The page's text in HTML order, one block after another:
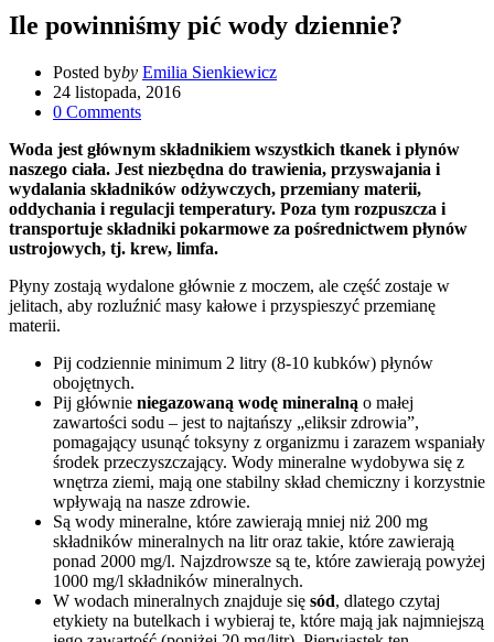
Ile powinniśmy pić wody dziennie?
Posted byby Emilia Sienkiewicz
24 listopada, 2016
0 Comments
Woda jest głównym składnikiem wszystkich tkanek i płynów
naszego ciała. Jest niezbędna do trawienia, przyswajania i
wydalania składników odżywczych, przemiany materii,
oddychania i regulacji temperatury. Poza tym rozpuszcza i
transportuje składniki pokarmowe za pośrednictwem płynów
ustrojowych, tj. krew, limfa.
Płyny zostają wydalone głównie z moczem, ale część zostaje w
jelitach, aby rozluźnić masy kałowe i przyspieszyć przemianę
materii.
Pij codziennie minimum 2 litry (8-10 kubków) płynów
obojętnych.
Pij głównie niegazowaną wodę mineralną o małej
zawartości sodu – jest to najtańszy „eliksir zdrowia”,
pomagający usunąć toksyny z organizmu i zarazem wspaniały
środek przeczyszczający. Wody mineralne wydobywa się z
wnętrza ziemi, mają one stabilny skład chemiczny i korzystnie
wpływają na nasze zdrowie.
Są wody mineralne, które zawierają mniej niż 200 mg
składników mineralnych na litr oraz takie, które zawierają
ponad 2000 mg/l. Najzdrowsze są te, które zawierają powyżej
1000 mg/l składników mineralnych.
W wodach mineralnych znajduje się sód, dlatego czytaj
etykiety na butelkach i wybieraj te, które mają jak najmniejszą